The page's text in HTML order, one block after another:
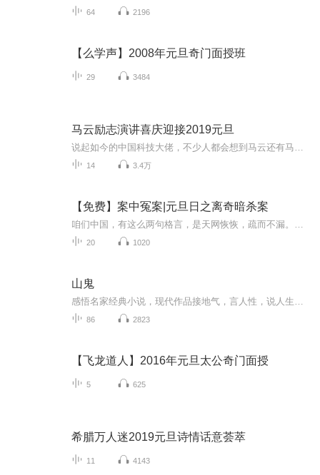
64 2196
【么学声】2008年元旦奇门面授班
29 3484
马云励志演讲喜庆迎接2019元旦
14 3.4万
【免费】案中冤案|元旦日之离奇暗杀案
20 1020
山鬼
86 2823
【飞龙道人】2016年元旦太公奇门面授
5 625
希腊万人迷2019元旦诗情话意荟萃
11 4143